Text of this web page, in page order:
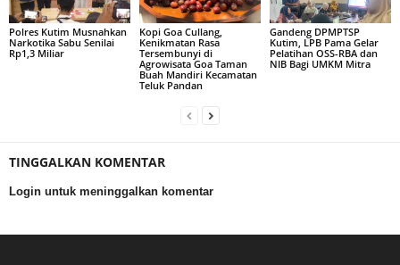
Polres Kutim Musnahkan
Narkotika Sabu Senilai
Rp1,3 Miliar
Kopi Goa Cullang,
Kenikmatan Rasa
Tersembunyi di
Agrowisata Goa Taman
Buah Mandiri Kecamatan
Teluk Pandan
Gandeng DPMPTSP
Kutim, LPB Pama Gelar
Pelatihan OSS-RBA dan
NIB Bagi UMKM Mitra
TINGGALKAN KOMENTAR
Login untuk meninggalkan komentar